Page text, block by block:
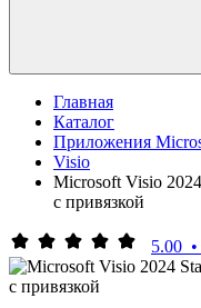
Главная
Каталог
Приложения
Visio
Microsoft Visio
с привязкой
5.00 •